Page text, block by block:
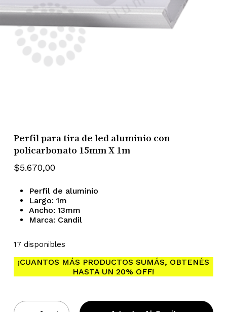
carrito.
Perfil para tira de led aluminio con
policarbonato 15mm X 1m
$5.670,00
Perfil de aluminio
Largo: 1m
Ancho: 13mm
Marca: Candil
17 disponibles
¡CUANTOS MÁS PRODUCTOS SUMÁS, OBTENÉS
HASTA UN 20% OFF!